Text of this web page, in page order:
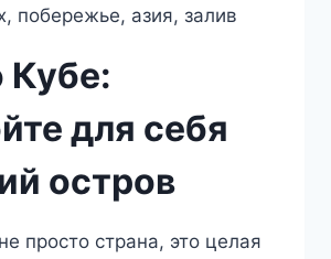
Кубе:
для себя
остров
просто страна, это целая